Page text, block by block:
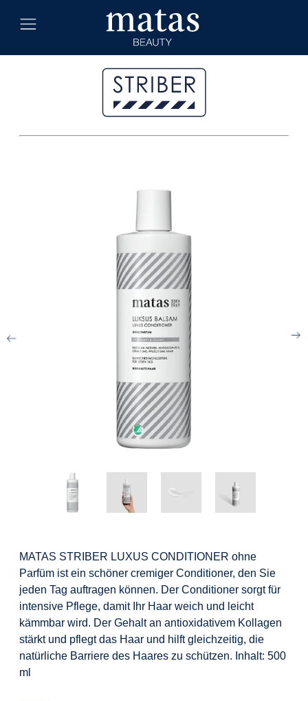
MATAS STRIBER LUXUS CONDITIONER ohne
Parfüm ist ein schöner cremiger Conditioner, den Sie
jeden Tag auftragen können. Der Conditioner sorgt für
intensive Pflege, damit Ihr Haar weich und leicht
kämmbar wird. Der Gehalt an antioxidativem Kollagen
stärkt und pflegt das Haar und hilft gleichzeitig, die
natürliche Barriere des Haares zu schützen. Inhalt: 500
ml